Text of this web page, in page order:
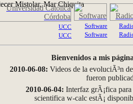
UCC
UCC
Software
Software
Bienvenidos a mis
2010-06-08: Videos de la evoluciÃ³n
fueron
2010-06-04: Interfaz grÃ¡fica
scientifica w-calc estÃ¡